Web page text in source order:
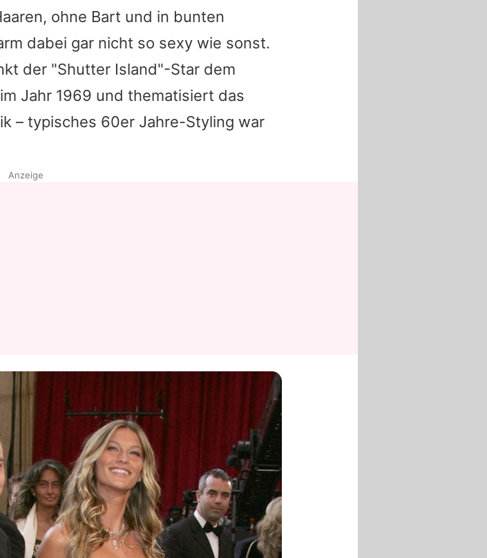
ohne Bart und in bunten
dabei gar nicht so sexy wie sonst.
der "Shutter Island"-Star dem
Jahr 1969 und thematisiert das
– typisches 60er Jahre-Styling war
Anzeige